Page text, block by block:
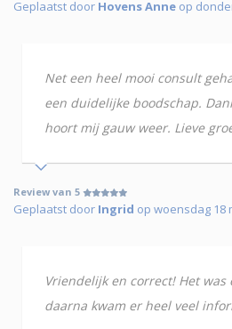
Geplaatst door Hovens Anne op
Net een heel mooi consult
een duidelijke boodschap.
hoort mij gauw weer. Lieve
Review van 5
Geplaatst door Ingrid op woensdag 18
Vriendelijk en correct! Het was
daarna kwam er heel veel